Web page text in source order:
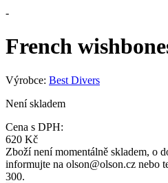
-
French
Výrobce: Best Divers
Není skladem
Cena s DPH:
620 Kč
Zboží není momentálně skladem, o
informujte na olson@olson.cz nebo
300.